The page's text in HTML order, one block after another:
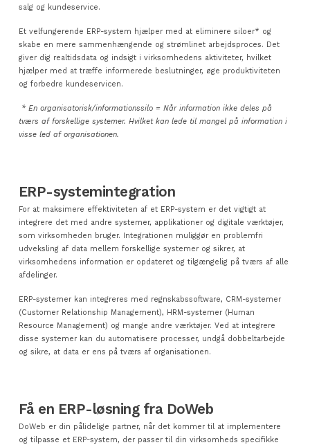
salg og kundeservice.
Et velfungerende ERP-system hjælper med at eliminere siloer* og
skabe en mere sammenhængende og strømlinet arbejdsproces. Det
giver dig realtidsdata og indsigt i virksomhedens aktiviteter, hvilket
hjælper med at træffe informerede beslutninger, øge produktiviteten
og forbedre kundeservicen.
* En organisatorisk/informationssilo = Når information ikke deles på
tværs af forskellige systemer. Hvilket kan lede til mangel på information i
visse led af organisationen.
ERP-systemintegration
For at maksimere effektiviteten af et ERP-system er det vigtigt at
integrere det med andre systemer, applikationer og digitale værktøjer,
som virksomheden bruger. Integrationen muliggør en problemfri
udveksling af data mellem forskellige systemer og sikrer, at
virksomhedens information er opdateret og tilgængelig på tværs af alle
afdelinger.
ERP-systemer kan integreres med regnskabssoftware, CRM-systemer
(Customer Relationship Management), HRM-systemer (Human
Resource Management) og mange andre værktøjer. Ved at integrere
disse systemer kan du automatisere processer, undgå dobbeltarbejde
og sikre, at data er ens på tværs af organisationen.
Få en ERP-løsning fra DoWeb
DoWeb er din pålidelige partner, når det kommer til at implementere
og tilpasse et ERP-system, der passer til din virksomheds specifikke